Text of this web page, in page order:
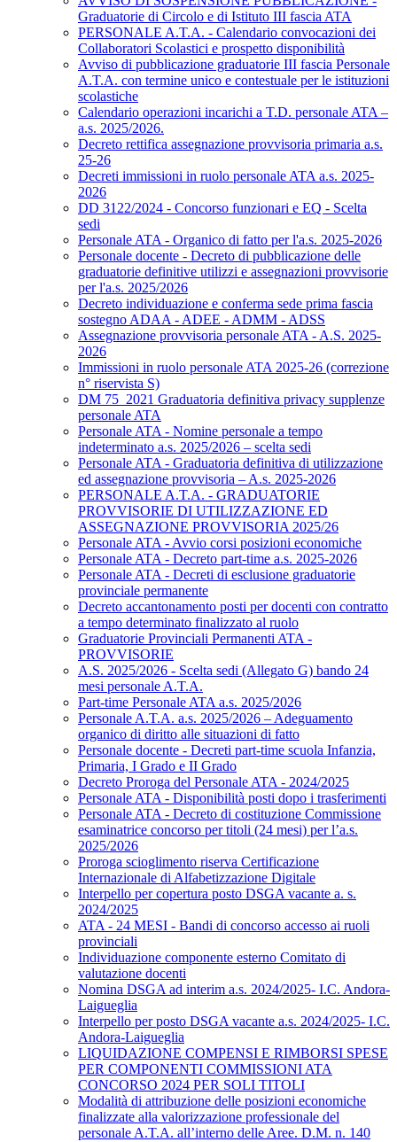
Graduatorie di Circolo e di Istituto III fascia ATA
PERSONALE A.T.A. - Calendario convocazioni dei
Collaboratori Scolastici e prospetto disponibilità
Avviso di pubblicazione graduatorie III fascia Personale
A.T.A. con termine unico e contestuale per le istituzioni
scolastiche
Calendario operazioni incarichi a T.D. personale ATA –
a.s. 2025/2026.
Decreto rettifica assegnazione provvisoria primaria a.s.
25-26
Decreti immissioni in ruolo personale ATA a.s. 2025-
2026
DD 3122/2024 - Concorso funzionari e EQ - Scelta
sedi
Personale ATA - Organico di fatto per l'a.s. 2025-2026
Personale docente - Decreto di pubblicazione delle
graduatorie definitive utilizzi e assegnazioni provvisorie
per l'a.s. 2025/2026
Decreto individuazione e conferma sede prima fascia
sostegno ADAA - ADEE - ADMM - ADSS
Assegnazione provvisoria personale ATA - A.S. 2025-
2026
Immissioni in ruolo personale ATA 2025-26 (correzione
n° riservista S)
DM 75_2021 Graduatoria definitiva privacy supplenze
personale ATA
Personale ATA - Nomine personale a tempo
indeterminato a.s. 2025/2026 – scelta sedi
Personale ATA - Graduatoria definitiva di utilizzazione
ed assegnazione provvisoria – A.s. 2025-2026
PERSONALE A.T.A. - GRADUATORIE
PROVVISORIE DI UTILIZZAZIONE ED
ASSEGNAZIONE PROVVISORIA 2025/26
Personale ATA - Avvio corsi posizioni economiche
Personale ATA - Decreto part-time a.s. 2025-2026
Personale ATA - Decreti di esclusione graduatorie
provinciale permanente
Decreto accantonamento posti per docenti con contratto
a tempo determinato finalizzato al ruolo
Graduatorie Provinciali Permanenti ATA -
PROVVISORIE
A.S. 2025/2026 - Scelta sedi (Allegato G) bando 24
mesi personale A.T.A.
Part-time Personale ATA a.s. 2025/2026
Personale A.T.A. a.s. 2025/2026 – Adeguamento
organico di diritto alle situazioni di fatto
Personale docente - Decreti part-time scuola Infanzia,
Primaria, I Grado e II Grado
Decreto Proroga del Personale ATA - 2024/2025
Personale ATA - Disponibilità posti dopo i trasferimenti
Personale ATA - Decreto di costituzione Commissione
esaminatrice concorso per titoli (24 mesi) per l’a.s.
2025/2026
Proroga scioglimento riserva Certificazione
Internazionale di Alfabetizzazione Digitale
Interpello per copertura posto DSGA vacante a. s.
2024/2025
ATA - 24 MESI - Bandi di concorso accesso ai ruoli
provinciali
Individuazione componente esterno Comitato di
valutazione docenti
Nomina DSGA ad interim a.s. 2024/2025- I.C. Andora-
Laigueglia
Interpello per posto DSGA vacante a.s. 2024/2025- I.C.
Andora-Laigueglia
LIQUIDAZIONE COMPENSI E RIMBORSI SPESE
PER COMPONENTI COMMISSIONI ATA
CONCORSO 2024 PER SOLI TITOLI
Modalità di attribuzione delle posizioni economiche
finalizzate alla valorizzazione professionale del
personale A.T.A. all’interno delle Aree. D.M. n. 140